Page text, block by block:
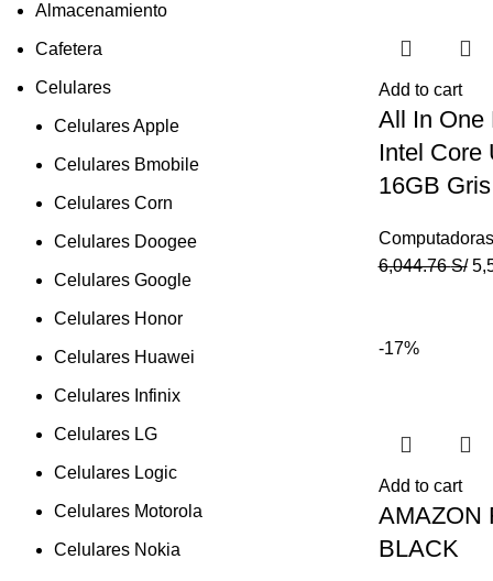
Almacenamiento
Cafetera
Celulares
Celulares Apple
Celulares Bmobile
Celulares Corn
Celulares Doogee
Celulares Google
Celulares Honor
Celulares Huawei
Celulares Infinix
Celulares LG
Celulares Logic
Celulares Motorola
Celulares Nokia
Add to cart
All In One
Intel Core
16GB Gris
Computadoras
6,044.76S/
-17%
Add to cart
AMAZON
BLACK